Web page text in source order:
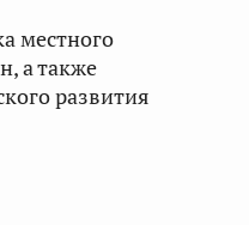
местного
а также
развития